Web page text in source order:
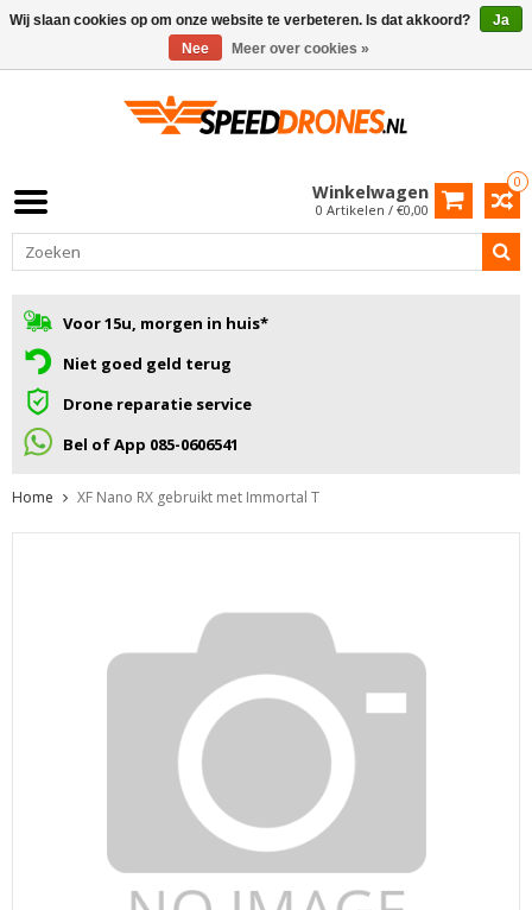
0
Winkelwagen
0 Artikelen / €0,00
Voor 15u, morgen in huis*
Niet goed geld terug
Drone reparatie service
Bel of App 085-0606541
Home XF Nano RX gebruikt met Immortal T
Wij slaan cookies op om onze website te verbeteren. Is dat akkoord?
Ja
Nee
Meer over cookies »